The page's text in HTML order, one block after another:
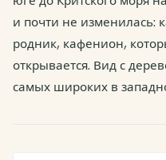
и почти не изменилась:
родник, кафенион,
открывается. Вид с
самых широких в